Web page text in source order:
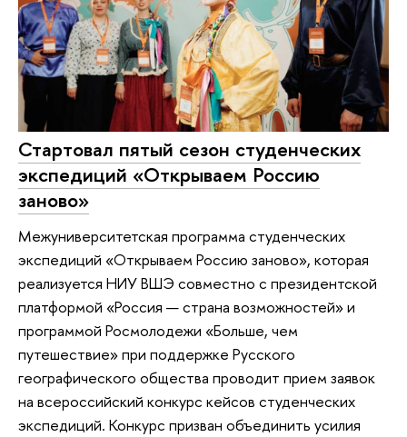
Стартовал пятый сезон студенческих
экспедиций «Открываем Россию
заново»
Межуниверситетская программа студенческих
экспедиций «Открываем Россию заново», которая
реализуется НИУ ВШЭ совместно с президентской
платформой «Россия — страна возможностей» и
программой Росмолодежи «Больше, чем
путешествие» при поддержке Русского
географического общества проводит прием заявок
на всероссийский конкурс кейсов студенческих
экспедиций. Конкурс призван объединить усилия